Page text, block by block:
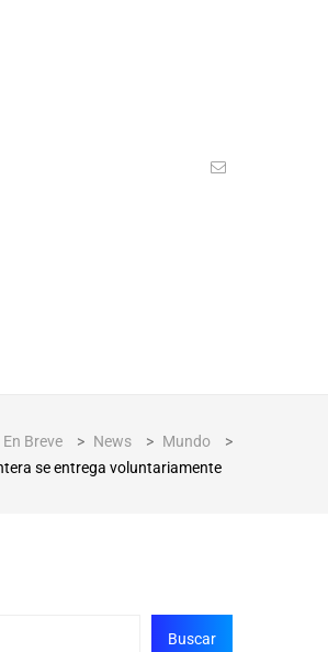
En Breve > News > Mundo
>
se entrega voluntariamente
Buscar